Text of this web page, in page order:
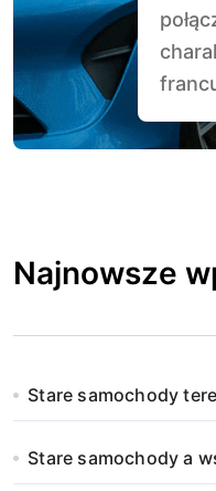
Najnowsze
Stare samochody
Stare samochody a